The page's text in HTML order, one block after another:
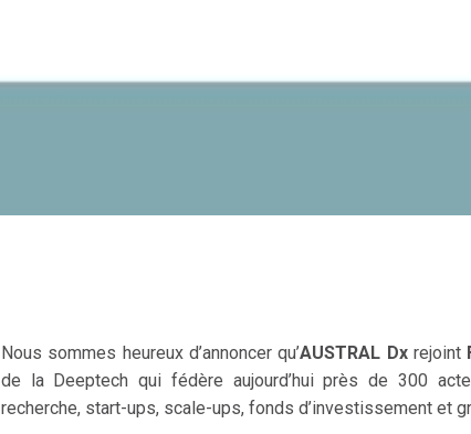
Nous sommes heureux d’annoncer qu’AUSTRAL Dxrejoint
de la Deeptech qui fédère aujourd’hui près de 300
recherche, start-ups, scale-ups, fonds d’investissement et